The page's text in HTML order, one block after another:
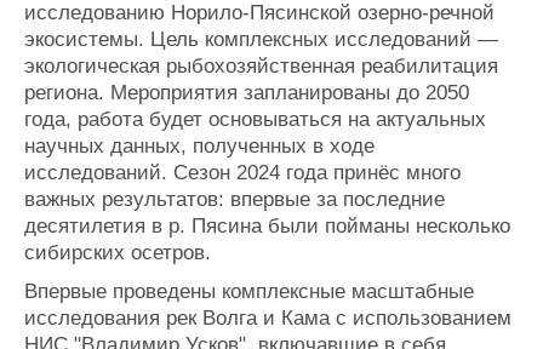
исследованию Норило-Пясинской озерно-речной
экосистемы. Цель комплексных исследований —
экологическая рыбохозяйственная реабилитация
региона. Мероприятия запланированы до 2050
года, работа будет основываться на актуальных
научных данных, полученных в ходе
исследований. Сезон 2024 года принёс много
важных результатов: впервые за последние
десятилетия в р. Пясина были пойманы несколько
сибирских осетров.
Впервые проведены комплексные масштабные
исследования рек Волга и Кама с использованием